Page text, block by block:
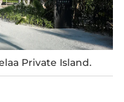
Private Island.